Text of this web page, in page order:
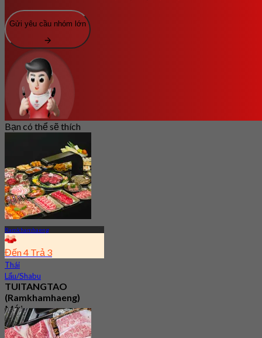
Gửi yêu cầu nhóm lớn
Bạn có thể sẽ thích
Ramkhamhaeng
Đến 4 Trả 3
Thái
Lẩu/Shabu
TUITANGTAO
(Ramkhamhaeng)
Mới
3.1
Từ฿ 291